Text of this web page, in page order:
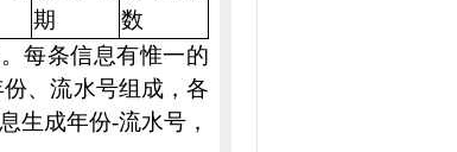
期
数
每条信息有惟一的
、流水号组成，各
生成年份-流水号，